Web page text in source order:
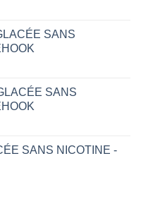
SANS
SANS
SANS NICOTINE -